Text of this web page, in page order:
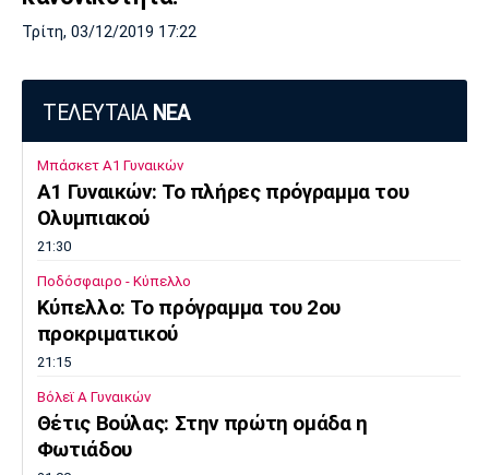
Τρίτη, 03/12/2019 17:22
ΤΕΛΕΥΤΑΙΑ ΝΕΑ
Μπάσκετ Α1 Γυναικών
A1 Γυναικών: To πλήρες πρόγραμμα του
Ολυμπιακού
21:30
Ποδόσφαιρο - Κύπελλο
Κύπελλο: Το πρόγραμμα του 2ου
προκριματικού
21:15
Βόλεϊ Α Γυναικών
Θέτις Βούλας: Στην πρώτη ομάδα η
Φωτιάδου